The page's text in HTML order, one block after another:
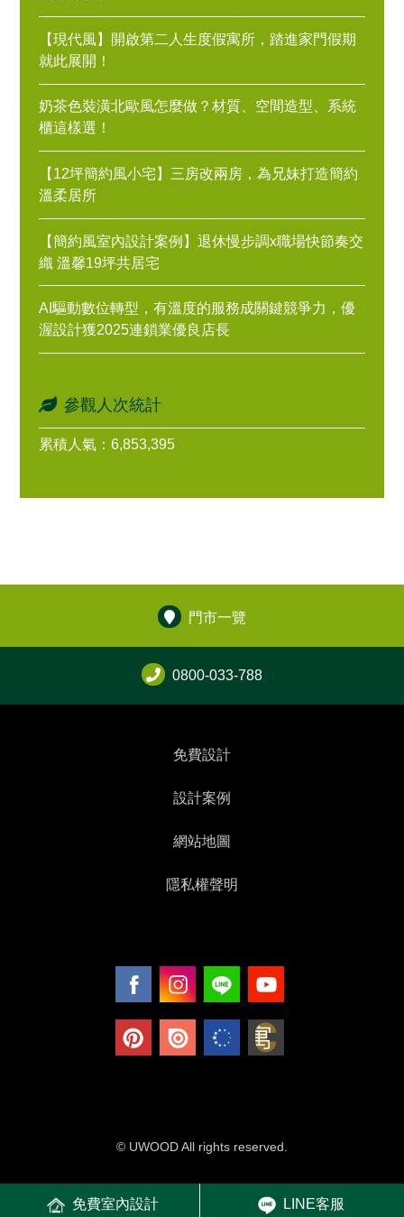
免費室內設計 LINE客服
【現代風】開啟第二人生度假寓所，踏進家門假期
就此展開！
奶茶色裝潢北歐風怎麼做？材質、空間造型、系統
櫃這樣選！
【12坪簡約風小宅】三房改兩房，為兄妹打造簡約
溫柔居所
【簡約風室內設計案例】退休慢步調x職場快節奏交
織 溫馨19坪共居宅
AI驅動數位轉型，有溫度的服務成關鍵競爭力，優
渥設計獲2025連鎖業優良店長
參觀人次統計
累積人氣：6,853,395
門市一覽
0800-033-788
免費設計
設計案例
網站地圖
隱私權聲明
© UWOOD All rights reserved.